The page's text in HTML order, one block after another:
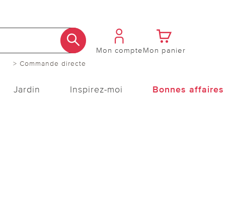
> Commande directe
Mon compteMon panier
Jardin Inspirez-moi Bonnes affaires